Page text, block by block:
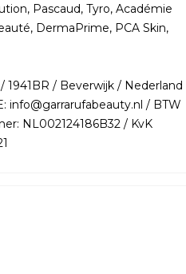
Pascaud, Tyro, Académie
DermaPrime, PCA Skin,
1941BR / Beverwijk / Nederland
info@garrarufabeauty.nl / BTW
NL002124186B32 / KvK